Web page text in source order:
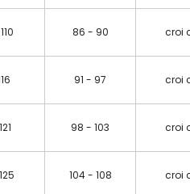
86 - 90 croi
91 - 97 croi
98 - 103 croi
104 - 108 croi